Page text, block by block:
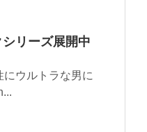
リーズ展開中
ウルトラな男に